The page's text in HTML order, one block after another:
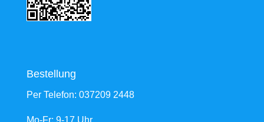
Bestellung
Per Telefon: 037209 2448